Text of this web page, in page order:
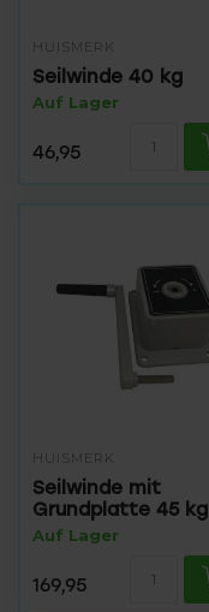
HUISMERK
Seilwinde 40 kg
Auf Lager
46,95
HUISMERK
Seilwinde mit
Grundplatte 45 kg
Auf Lager
169,95